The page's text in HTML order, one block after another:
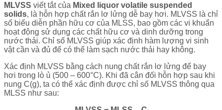
MLVSS viết tắt của Mixed liquor volatile suspended
solids, là hỗn hợp chất rắn lơ lửng dễ bay hơi. MLVSS là chỉ
số biểu diễn phần hữu cơ của MLSS, bao gồm các vi khuẩn
hoạt động sử dụng các chất hữu cơ và dinh dưỡng trong
nước thải. Chỉ số MLVSS giúp xác định hàm lượng vi sinh
vật cần và đủ để có thể làm sạch nước thải hay không.
Xác định MLVSS bằng cách nung chất rắn lơ lửng để bay
hơi trong lò ủ (500 – 600°C). Khi đã cân đối hỗn hợp sau khi
nung C(g), ta có thể xác định được chỉ số MLVSS thông qua
MLSS như sau: